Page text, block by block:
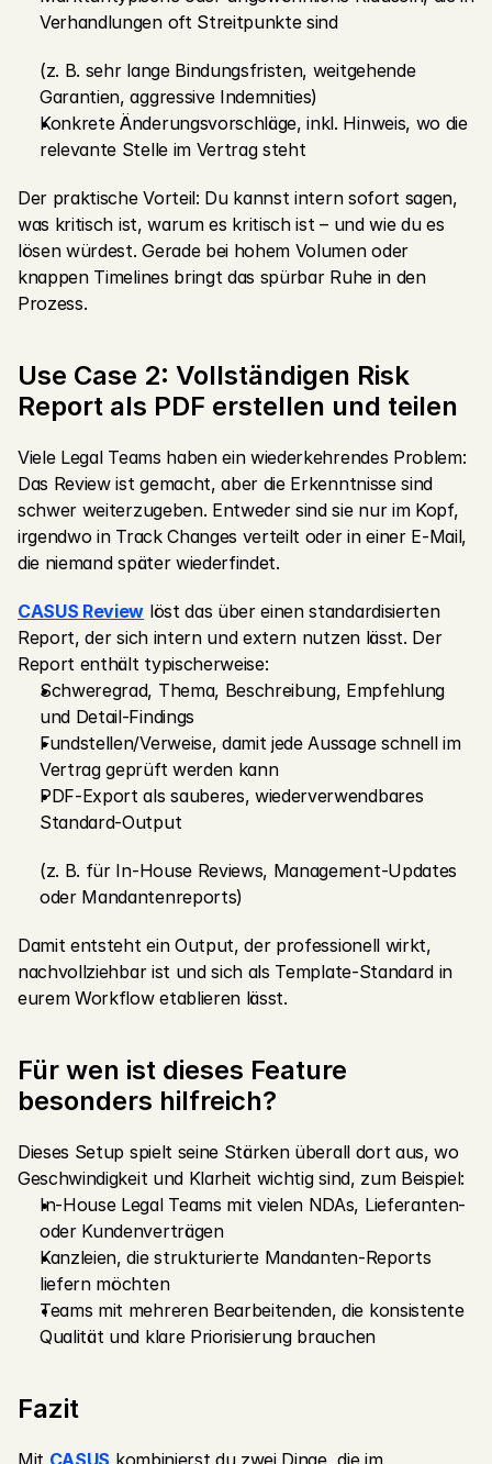
Verhandlungen oft Streitpunkte sind
(z. B. sehr lange Bindungsfristen, weitgehende
Garantien, aggressive Indemnities)
Konkrete Änderungsvorschläge, inkl. Hinweis, wo die
relevante Stelle im Vertrag steht
Der praktische Vorteil: Du kannst intern sofort sagen,
was kritisch ist, warum es kritisch ist – und wie du es
lösen würdest. Gerade bei hohem Volumen oder
knappen Timelines bringt das spürbar Ruhe in den
Prozess.
Use Case 2: Vollständigen Risk
Report als PDF erstellen und teilen
Viele Legal Teams haben ein wiederkehrendes Problem:
Das Review ist gemacht, aber die Erkenntnisse sind
schwer weiterzugeben. Entweder sind sie nur im Kopf,
irgendwo in Track Changes verteilt oder in einer E-Mail,
die niemand später wiederfindet.
CASUS Review löst das über einen standardisierten
Report, der sich intern und extern nutzen lässt. Der
Report enthält typischerweise:
Schweregrad, Thema, Beschreibung, Empfehlung
und Detail-Findings
Fundstellen/Verweise, damit jede Aussage schnell im
Vertrag geprüft werden kann
PDF-Export als sauberes, wiederverwendbares
Standard-Output
(z. B. für In-House Reviews, Management-Updates
oder Mandantenreports)
Damit entsteht ein Output, der professionell wirkt,
nachvollziehbar ist und sich als Template-Standard in
eurem Workflow etablieren lässt.
Für wen ist dieses Feature
besonders hilfreich?
Dieses Setup spielt seine Stärken überall dort aus, wo
Geschwindigkeit und Klarheit wichtig sind, zum Beispiel:
In-House Legal Teams mit vielen NDAs, Lieferanten-
oder Kundenverträgen
Kanzleien, die strukturierte Mandanten-Reports
liefern möchten
Teams mit mehreren Bearbeitenden, die konsistente
Qualität und klare Priorisierung brauchen
Fazit